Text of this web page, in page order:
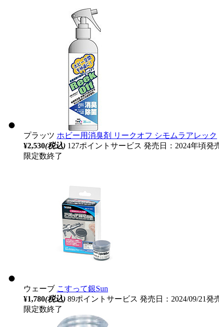
プラッツ ホビー用消臭剤 リークオフ シモムラアレック
¥2,530(税込) 127ポイントサービス 発売日：2024年頃発
限定数終了
ウェーブ こすって銀Sun
¥1,780(税込) 89ポイントサービス 発売日：2024/09/21発
限定数終了